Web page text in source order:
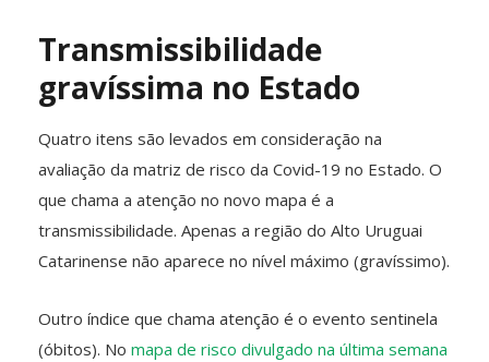
Transmissibilidade
gravíssima no Estado
Quatro itens são levados em consideração na
avaliação da matriz de risco da Covid-19 no Estado. O
que chama a atenção no novo mapa é a
transmissibilidade. Apenas a região do Alto Uruguai
Catarinense não aparece no nível máximo (gravíssimo).
Outro índice que chama atenção é o evento sentinela
(óbitos). No mapa de risco divulgado na última semana